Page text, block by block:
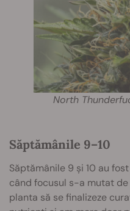
North
Săptămânile 9–10
Săptămânile 9 și 10 au
când focusul s-a mutat
planta să se finalizeze